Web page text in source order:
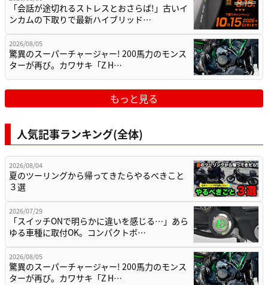
「会話が途切れるストレスとおさらば!」古いイ
ンカムの下取りで最新ハイブリッド…
2026/08/05
驚異のスーパーチャージャー! 200馬力のモンス
ターが再び。カワサキ「Z H…
もっと見る
人気記事ランキング(全体)
2026/08/04
夏のツーリングから帰ってきたらやるべきこと
３選
2026/07/29
「スイッチONで明らかに違いを感じる…」あら
ゆる車種に取付OK。コンパクトボ…
2026/08/05
驚異のスーパーチャージャー! 200馬力のモンス
ターが再び。カワサキ「Z H…